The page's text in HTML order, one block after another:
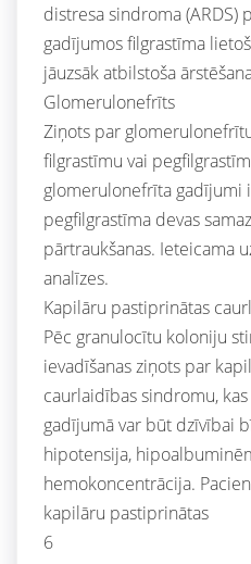
distresa sindroma (ARDS)
gadījumos filgrastīma
jāuzsāk atbilstoša
Glomerulonefrīts
Ziņots par
filgrastīmu vai
glomerulonefrīta gadījumi
pegfilgrastīma devas
pārtraukšanas. Ieteicama
analīzes.
Kapilāru pastiprinātas
Pēc granulocītu koloniju
ievadīšanas ziņots par
caurlaidības sindromu,
gadījumā var būt dzīvībai
hipotensija,
hemokoncentrācija.
kapilāru pastiprinātas
6